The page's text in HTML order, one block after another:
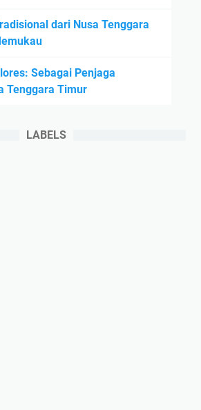
dari Nusa Tenggara
Sebagai Penjaga
Tenggara Timur
LABELS